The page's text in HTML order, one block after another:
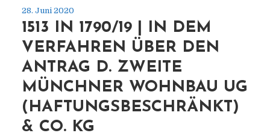
28. Juni 2020
1513 IN 1790/19 | IN DEM
VERFAHREN ÜBER DEN
ANTRAG D. ZWEITE
MÜNCHNER WOHNBAU UG
(HAFTUNGSBESCHRÄNKT)
& CO. KG